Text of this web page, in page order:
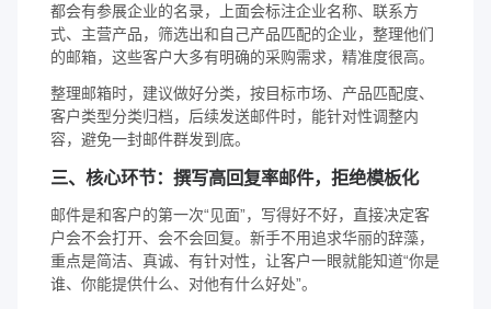
都会有参展企业的名录，上面会标注企业名称、联系方
式、主营产品，筛选出和自己产品匹配的企业，整理他们
的邮箱，这些客户大多有明确的采购需求，精准度很高。
整理邮箱时，建议做好分类，按目标市场、产品匹配度、
客户类型分类归档，后续发送邮件时，能针对性调整内
容，避免一封邮件群发到底。
三、核心环节：撰写高回复率邮件，拒绝模板化
邮件是和客户的第一次“见面”，写得好不好，直接决定客
户会不会打开、会不会回复。新手不用追求华丽的辞藻，
重点是简洁、真诚、有针对性，让客户一眼就能知道“你是
谁、你能提供什么、对他有什么好处”。